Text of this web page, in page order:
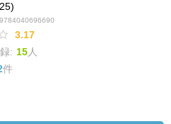
9784040696690
3.17
: 15人
件